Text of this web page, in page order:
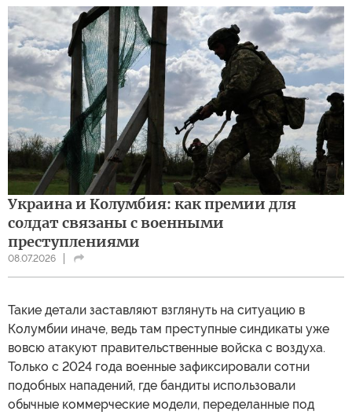
Украина и Колумбия: как премии для
солдат связаны с военными
преступлениями
08.07.2026
Такие детали заставляют взглянуть на ситуацию в
Колумбии иначе, ведь там преступные синдикаты уже
вовсю атакуют правительственные войска с воздуха.
Только с 2024 года военные зафиксировали сотни
подобных нападений, где бандиты использовали
обычные коммерческие модели, переделанные под